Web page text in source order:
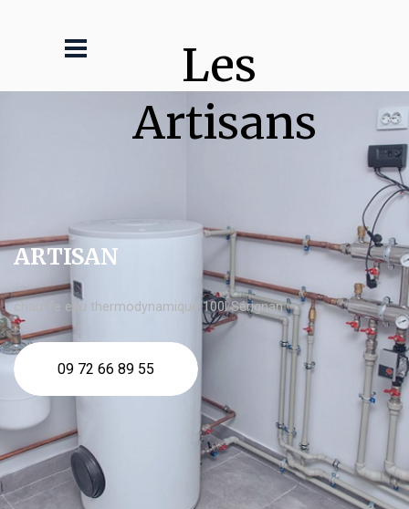
Les
Artisans
ARTISAN
chauffe eau thermodynamique 100l Sérignan
09 72 66 89 55